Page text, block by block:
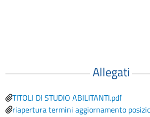
Allegati
File
TITOLI DI STUDIO ABILITANTI.pdf
File
riapertura termini aggiornamento